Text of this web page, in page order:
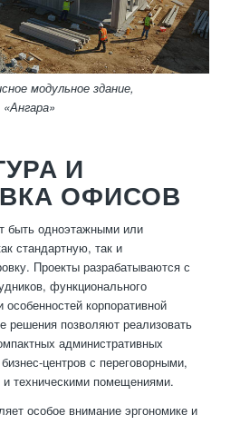
модульное здание,
И
ОФИСОВ
быть одноэтажными или
стандартную, так и
Проекты разрабатываются с
функционального
корпоративной
решения позволяют реализовать
административных
центров с переговорными,
техническими помещениями.
особое внимание эргономике и